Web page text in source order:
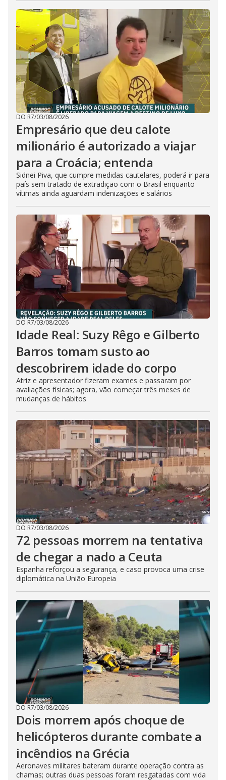
DO R7/03/08/2026
Empresário que deu calote
milionário é autorizado a viajar
para a Croácia; entenda
Sidnei Piva, que cumpre medidas cautelares, poderá ir para
país sem tratado de extradição com o Brasil enquanto
vítimas ainda aguardam indenizações e salários
DO R7/03/08/2026
Idade Real: Suzy Rêgo e Gilberto
Barros tomam susto ao
descobrirem idade do corpo
Atriz e apresentador fizeram exames e passaram por
avaliações físicas; agora, vão começar três meses de
mudanças de hábitos
DO R7/03/08/2026
72 pessoas morrem na tentativa
de chegar a nado a Ceuta
Espanha reforçou a segurança, e caso provoca uma crise
diplomática na União Europeia
DO R7/03/08/2026
Dois morrem após choque de
helicópteros durante combate a
incêndios na Grécia
Aeronaves militares bateram durante operação contra as
chamas; outras duas pessoas foram resgatadas com vida